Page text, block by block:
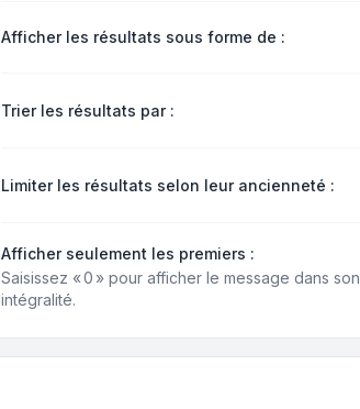
Afficher les résultats sous forme de :
Trier les résultats par :
Limiter les résultats selon leur ancienneté :
Afficher seulement les premiers :
Saisissez « 0 » pour afficher le message dans son
intégralité.